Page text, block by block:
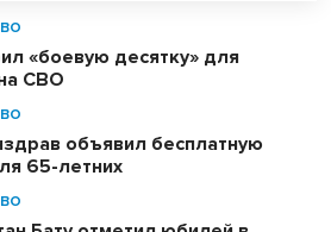
соревнований.
«боевую десятку» для
СВО
объявил бесплатную
65-летних